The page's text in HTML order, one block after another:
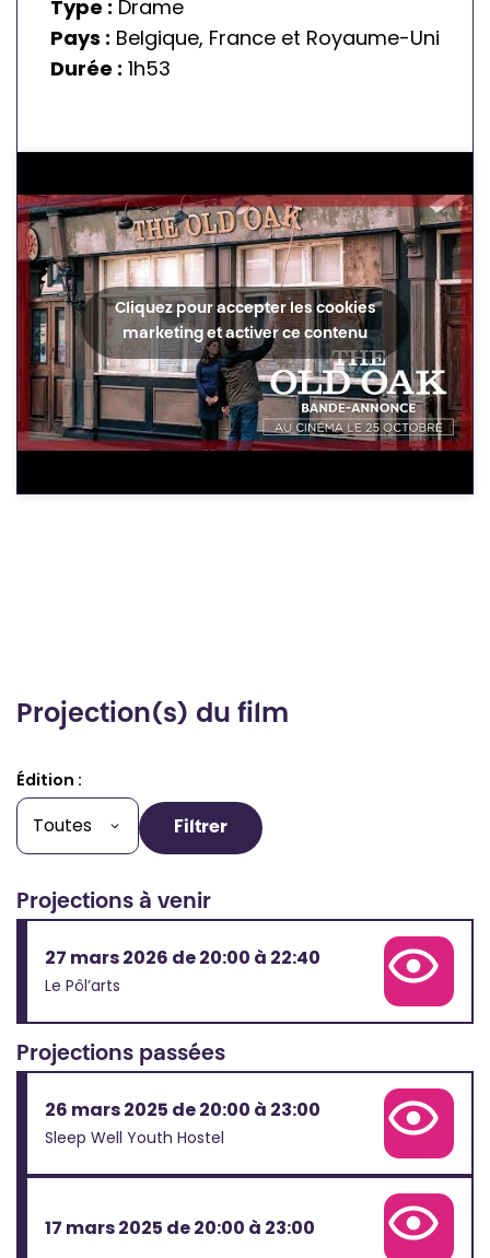
Type : Drame
Pays : Belgique, France et Royaume-Uni
Durée : 1h53
Cliquez pour accepter les cookies
marketing et activer ce contenu
Projection(s) du film
Édition :
Filtrer
Projections à venir
27 mars 2026 de 20:00 à 22:40
Le Pôl’arts
Voir la fiche complète
Projections passées
26 mars 2025 de 20:00 à 23:00
Sleep Well Youth Hostel
Voir la fiche complète
17 mars 2025 de 20:00 à 23:00
Voir la fiche complète